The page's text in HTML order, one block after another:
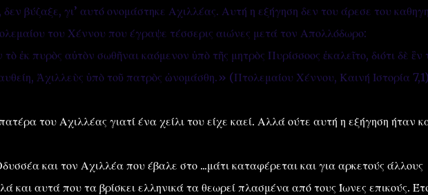
δεν βύζαξε, γι’ αυτό ονομάστηκε Αχιλλέας. Αυτή η εξήγηση δεν του άρεσε του
του Χέννου που έγραψε τέσσερις αιώνες μετά τον Απολλόδωρο:
ἐκ πυρὸς αὐτὸν σωθῆναι καόμενον ὑπὸ τῆς μητρὸς Πυρίσσοος ἐκαλεῖτο, διότι δὲ ἓν
Ἀχιλλεὺς ὑπὸ τοῦ πατρὸς ὠνομάσθη.» (Πτολεμαίου Χέννου, Καινή Ιστορία
του Αχιλλέας γιατί ένα χείλι του είχε καεί. Αλλά ούτε αυτή η εξήγηση ήταν
και τον Αχιλλέα που έβαλε στο ...μάτι καταφέρεται και για αρκετούς άλλους
και αυτά που τα βρίσκει ελληνικά τα θεωρεί πλασμένα από τους Ίωνες επικούς.